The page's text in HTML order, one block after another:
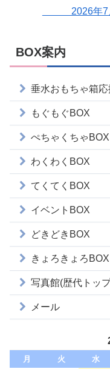
2026年7月9
BOX案内
垂水おもちゃ箱
もぐもぐBOX
ぺちゃくちゃBOX
わくわくBOX
てくてくBOX
イベントBOX
どきどきBOX
きょろきょろBOX
写真館(歴代トップ
メール
月 火 水